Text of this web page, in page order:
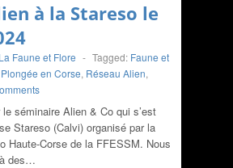
à la Stareso le
La Faune et Flore - Tagged: Faune et
Plongée en Corse, Réseau Alien,
séminaire Alien & Co qui s’est
Stareso (Calvi) organisé par la
Haute-Corse de la FFESSM. Nous
des…